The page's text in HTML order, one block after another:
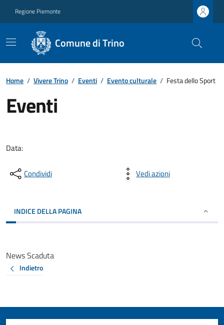
Regione Piemonte
Comune di Trino
Home / Vivere Trino / Eventi / Evento culturale / Festa dello Sport
Eventi
Data:
Condividi Vedi azioni
INDICE DELLA PAGINA
News Scaduta
Indietro